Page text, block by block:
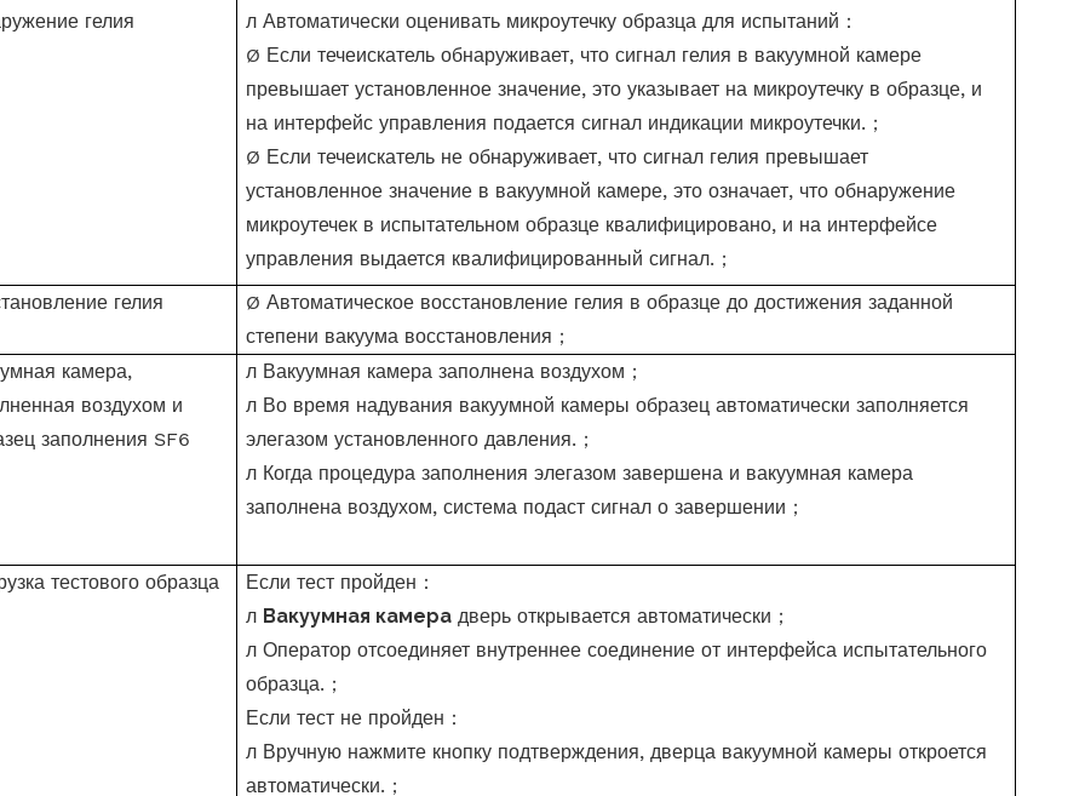
гелия
л Автоматически оценивать микроутечку образца для испытаний ：
Ø Если течеискатель обнаруживает, что сигнал гелия в вакуумной камере
превышает установленное значение, это указывает на микроутечку в образце, и
на интерфейс управления подается сигнал индикации микроутечки. ；
Ø Если течеискатель не обнаруживает, что сигнал гелия превышает
установленное значение в вакуумной камере, это означает, что обнаружение
микроутечек в испытательном образце квалифицировано, и на интерфейсе
управления выдается квалифицированный сигнал. ；
гелия
Ø Автоматическое восстановление гелия в образце до достижения заданной
степени вакуума восстановления ；
камера,
воздухом и
заполнения SF6
л Вакуумная камера заполнена воздухом ；
л Во время надувания вакуумной камеры образец автоматически заполняется
элегазом установленного давления. ；
л Когда процедура заполнения элегазом завершена и вакуумная камера
заполнена воздухом, система подаст сигнал о завершении ；
тестового образца Если тест пройден ：
л Вакуумная камерадверь открывается автоматически ；
л Оператор отсоединяет внутреннее соединение от интерфейса испытательного
образца. ；
Если тест не пройден ：
л Вручную нажмите кнопку подтверждения, дверца вакуумной камеры откроется
автоматически. ；